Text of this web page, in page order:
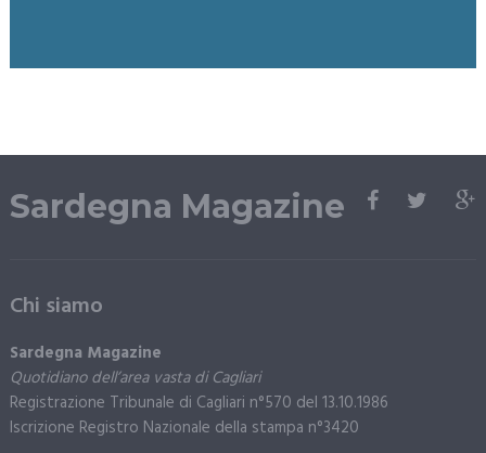
Sardegna Magazine
Chi siamo
Sardegna Magazine
Quotidiano dell’area vasta di Cagliari
Registrazione Tribunale di Cagliari n°570 del 13.10.1986
Iscrizione Registro Nazionale della stampa n°3420